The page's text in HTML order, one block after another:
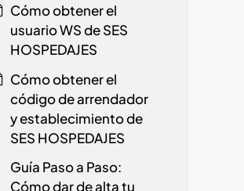
Cómo obtener el
usuario WS de SES
HOSPEDAJES
Cómo obtener el
código de arrendador
y establecimiento de
SES HOSPEDAJES
Guía Paso a Paso:
Cómo dar de alta tu